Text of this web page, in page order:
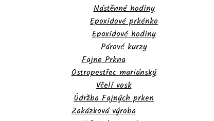
Nástěnné hodiny
Epoxidové prkénko
Epoxidové hodiny
Párové kurzy
Fajne Prkna
Ostropestřec mariánský
Včelí vosk
Údržba Fajných prken
Zakázková výroba